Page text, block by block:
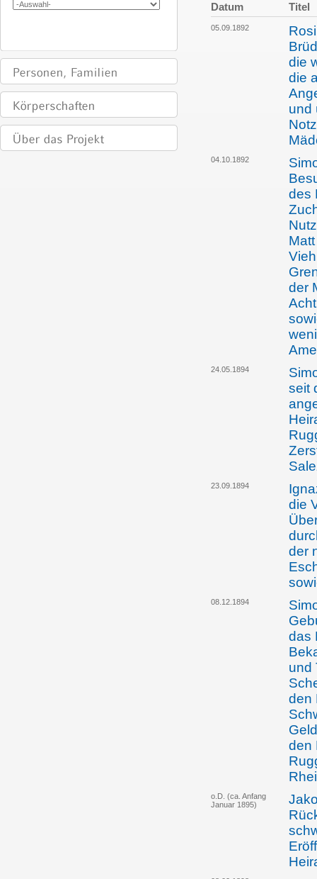
Datum Titel
05.09.1892
die
die
und
04.10.1892
des
der
24.05.1894
seit
23.09.1894
die
der
08.12.1894
das
und
den
den
o.D. (ca. Anfang
Januar 1895)